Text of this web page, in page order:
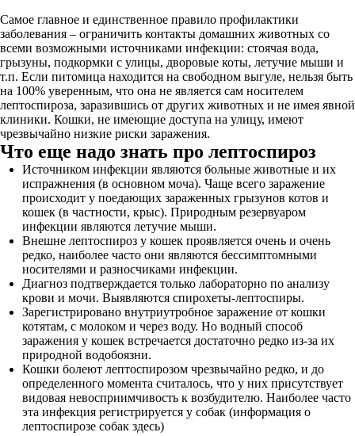
Самое главное и единственное правило профилактики
заболевания – ограничить контакты домашних животных со
всеми возможными источниками инфекции: стоячая вода,
грызуны, подкормки с улицы, дворовые коты, летучие мыши и
т.п. Если питомица находится на свободном выгуле, нельзя быть
на 100% уверенным, что она не является сам носителем
лептоспироза, заразившись от других животных и не имея явной
клиники. Кошки, не имеющие доступа на улицу, имеют
чрезвычайно низкие риски заражения.
Что еще надо знать про лептоспироз
Источником инфекции являются больные животные и их
испражнения (в основном моча). Чаще всего заражение
происходит у поедающих зараженных грызунов котов и
кошек (в частности, крыс). Природным резервуаром
инфекции являются летучие мыши.
Внешне лептоспироз у кошек проявляется очень и очень
редко, наиболее часто они являются бессимптомными
носителями и разносчиками инфекции.
Диагноз подтверждается только лабораторно по анализу
крови и мочи. Выявляются спирохеты-лептоспиры.
Зарегистрировано внутриутробное заражение от кошки
котятам, с молоком и через воду. Но водный способ
заражения у кошек встречается достаточно редко из-за их
природной водобоязни.
Кошки болеют лептоспирозом чрезвычайно редко, и до
определенного момента считалось, что у них присутствует
видовая невосприимчивость к возбудителю. Наиболее часто
эта инфекция регистрируется у собак (информация о
лептоспирозе собак здесь)